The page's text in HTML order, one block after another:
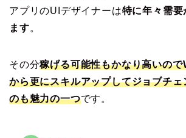
アプリのUIデザイナーは特に年々需
ます。
その分稼げる可能性もかなり高いの
から更にスキルアップしてジョブチェ
のも魅力の一つです。